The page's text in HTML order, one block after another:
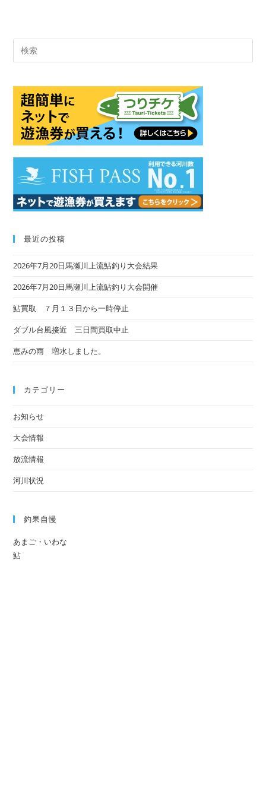
最近の投稿
2026年7月20日馬瀬川上流鮎釣り大会結果
2026年7月20日馬瀬川上流鮎釣り大会開催
鮎買取 ７月１３日から一時停止
ダブル台風接近 三日間買取中止
恵みの雨 増水しました。
カテゴリー
お知らせ
大会情報
放流情報
河川状況
釣果自慢
あまご・いわな
鮎